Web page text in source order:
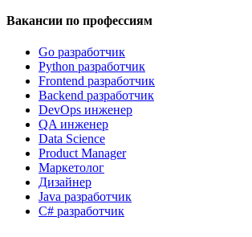
Вакансии по профессиям
Go разработчик
Python разработчик
Frontend разработчик
Backend разработчик
DevOps инженер
QA инженер
Data Science
Product Manager
Маркетолог
Дизайнер
Java разработчик
C# разработчик